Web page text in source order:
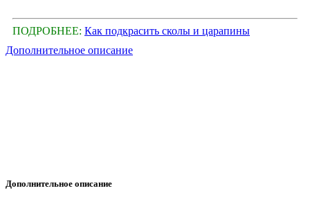
ПОДРОБНЕЕ: Как подкрасить сколы и царапины
Дополнительное описание
Дополнительное описание